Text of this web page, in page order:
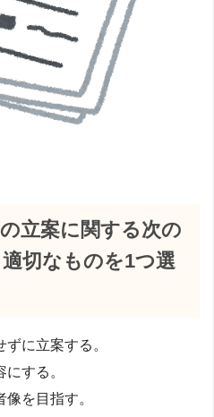
立案に関する次の
切なものを1つ選
に立案する。
する。
を目指す。